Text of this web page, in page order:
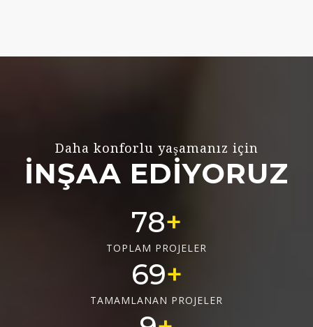
Daha konforlu yaşamanız için
İNŞAA EDİYORUZ
78
TOPLAM PROJELER
69
TAMAMLANAN PROJELER